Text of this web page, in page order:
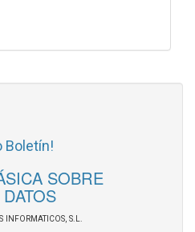
Boletín!
SOBRE
INFORMATICOS, S.L.